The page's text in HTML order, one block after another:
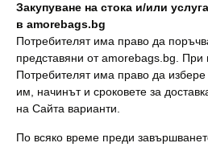
Закупуване на стока и/или
в amorebags.bg
Потребителят има право да
представяни от amorebags.bg. При
Потребителят има право да избере
им, начинът и сроковете за
на Сайта варианти.
По всяко време преди